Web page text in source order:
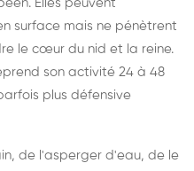
Elles peuvent
surface mais ne pénètrent
le cœur du nid et la reine.
son activité 24 à 48
plus défensive
de l'asperger d'eau, de le